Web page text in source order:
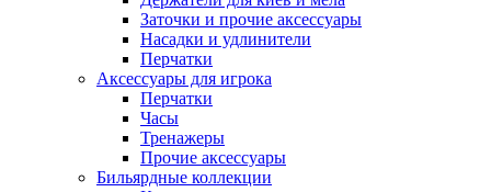
Заточки и прочие аксессуары
Насадки и удлинители
Перчатки
Аксессуары для игрока
Перчатки
Часы
Тренажеры
Прочие аксессуары
Бильярдные коллекции